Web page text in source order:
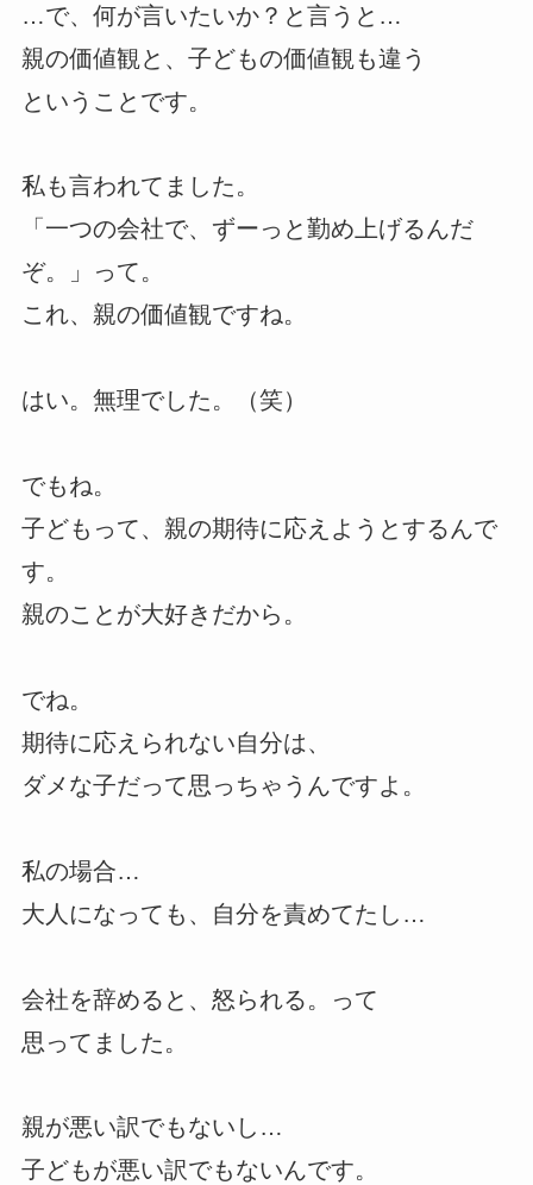
…で、何が言いたいか？と言うと…
親の価値観と、子どもの価値観も違う
ということです。
私も言われてました。
「一つの会社で、ずーっと勤め上げるんだ
ぞ。」って。
これ、親の価値観ですね。
はい。無理でした。（笑）
でもね。
子どもって、親の期待に応えようとするんで
す。
親のことが大好きだから。
でね。
期待に応えられない自分は、
ダメな子だって思っちゃうんですよ。
私の場合…
大人になっても、自分を責めてたし…
会社を辞めると、怒られる。って
思ってました。
親が悪い訳でもないし…
子どもが悪い訳でもないんです。